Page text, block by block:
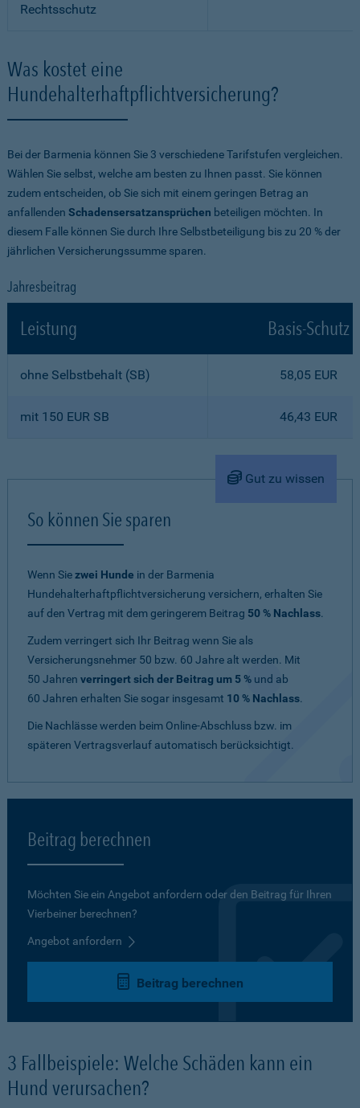
Rechtsschutz
Was kostet eine
Hundehalterhaftpflichtversicherung?
Bei der Barmenia können Sie 3 verschiedene Tarifstufen vergleichen.
Wählen Sie selbst, welche am besten zu Ihnen passt. Sie können
zudem entscheiden, ob Sie sich mit einem geringen Betrag an
anfallenden Schadensersatzansprüchen beteiligen möchten. In
diesem Falle können Sie durch Ihre Selbstbeteiligung bis zu 20 % der
jährlichen Versicherungssumme sparen.
Jahresbeitrag
Leistung Basis-Schutz
ohne Selbstbehalt (SB) 58,05 EUR
mit 150 EUR SB 46,43 EUR
Gut zu wissen
So können Sie sparen
Wenn Siezwei Hunde in der Barmenia
Hundehalterhaftpflichtversicherung versichern, erhalten Sie
auf den Vertrag mit dem geringerem Beitrag 50 % Nachlass.
Zudem verringert sich Ihr Beitrag wenn Sie als
Versicherungsnehmer 50 bzw. 60 Jahre alt werden. Mit
50 Jahren verringert sich der Beitrag um 5 % und ab
60 Jahren erhalten Sie sogar insgesamt 10 % Nachlass.
Die Nachlässe werden beim Online-Abschluss bzw. im
späteren Vertragsverlauf automatisch berücksichtigt.
Beitrag berechnen
Möchten Sie ein Angebot anfordern oder den Beitrag für Ihren
Vierbeiner berechnen?
Angebot anfordern
Beitrag berechnen
3 Fallbeispiele: Welche Schäden kann ein
Hund verursachen?